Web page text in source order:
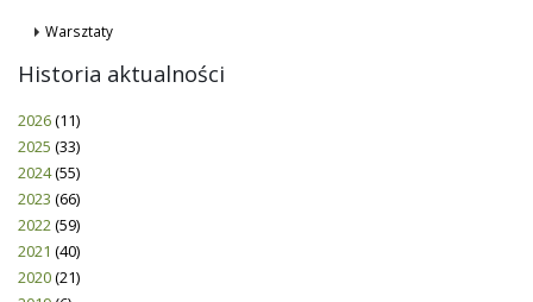
Warsztaty
Historia aktualności
2026(11)
2025 (33)
2024(55)
2023 (66)
2022(59)
2021 (40)
2020(21)